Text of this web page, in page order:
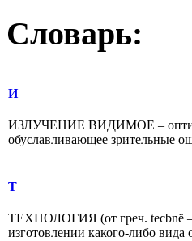
Словарь:
И
ИЗЛУЧЕНИЕ ВИДИМОЕ –
обуславливающее зрительные
Т
ТЕХНОЛОГИЯ (от греч. tecbnë –
изготовлении какого-либо вида